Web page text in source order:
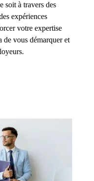
soit à travers des
expériences
votre expertise
de vous démarquer et